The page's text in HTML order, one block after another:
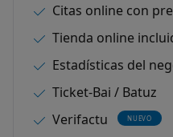
Citas online con
Tienda online
Estadísticas del
Ticket-Bai / Batuz
Verifactu
NUEVO